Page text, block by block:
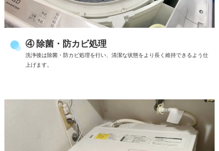
④ 除菌・防カビ処理
洗浄後は除菌・防カビ処理を行い、清潔な状態をより長く維持できるよう仕
上げます。